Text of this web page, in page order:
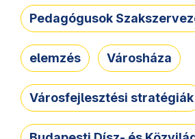
Pedagógusok
elemzés Városháza
Városfejlesztési stratégiák